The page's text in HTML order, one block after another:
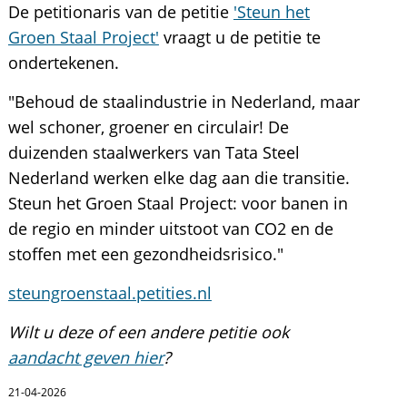
De petitionaris van de petitie 'Steun het
Groen Staal Project' vraagt u de petitie te
ondertekenen.
"Behoud de staalindustrie in Nederland, maar
wel schoner, groener en circulair! De
duizenden staalwerkers van Tata Steel
Nederland werken elke dag aan die transitie.
Steun het Groen Staal Project: voor banen in
de regio en minder uitstoot van CO2 en de
stoffen met een gezondheidsrisico."
steungroenstaal.petities.nl
Wilt u deze of een andere petitie ook
aandacht geven hier?
21-04-2026